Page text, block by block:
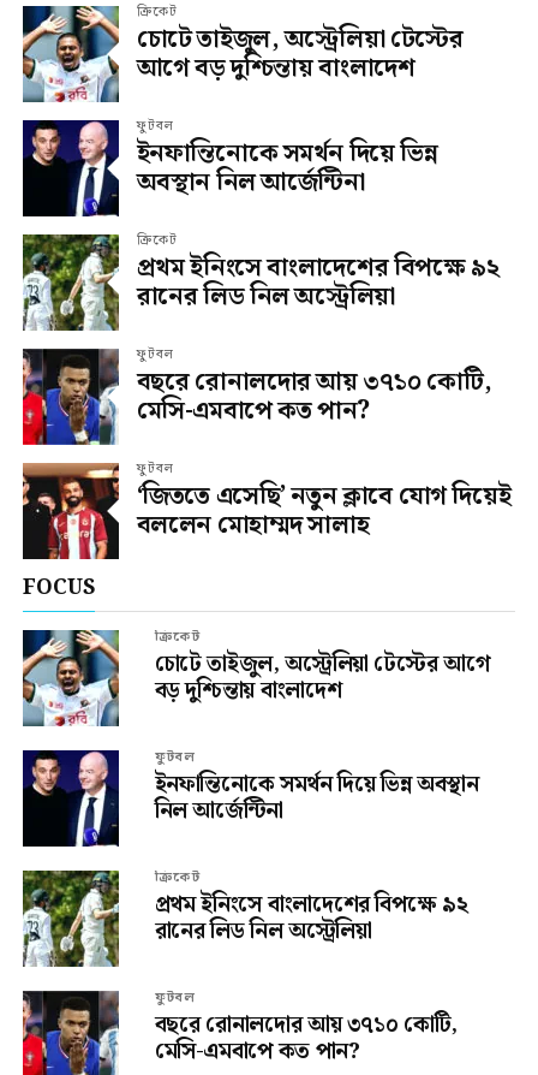
ক্রিকেট
চোটে তাইজুল, অস্ট্রেলিয়া টেস্টের
আগে বড় দুশ্চিন্তায় বাংলাদেশ
ফুটবল
ইনফান্তিনোকে সমর্থন দিয়ে ভিন্ন
অবস্থান নিল আর্জেন্টিনা
ক্রিকেট
প্রথম ইনিংসে বাংলাদেশের বিপক্ষে ৯২
রানের লিড নিল অস্ট্রেলিয়া
ফুটবল
বছরে রোনালদোর আয় ৩৭১০ কোটি,
মেসি-এমবাপে কত পান?
ফুটবল
‘জিততে এসেছি’ নতুন ক্লাবে যোগ দিয়েই
বললেন মোহাম্মদ সালাহ
FOCUS
ক্রিকেট
চোটে তাইজুল, অস্ট্রেলিয়া টেস্টের আগে
বড় দুশ্চিন্তায় বাংলাদেশ
ফুটবল
ইনফান্তিনোকে সমর্থন দিয়ে ভিন্ন অবস্থান
নিল আর্জেন্টিনা
ক্রিকেট
প্রথম ইনিংসে বাংলাদেশের বিপক্ষে ৯২
রানের লিড নিল অস্ট্রেলিয়া
ফুটবল
বছরে রোনালদোর আয় ৩৭১০ কোটি,
মেসি-এমবাপে কত পান?